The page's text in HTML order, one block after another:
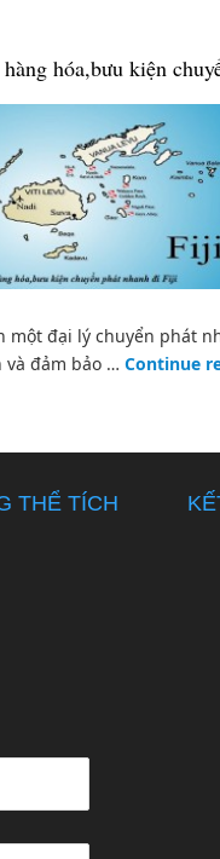
hóa,bưu kiện
một đại lý chuyển phát
và đảm bảo …Continue
THỂ TÍCH